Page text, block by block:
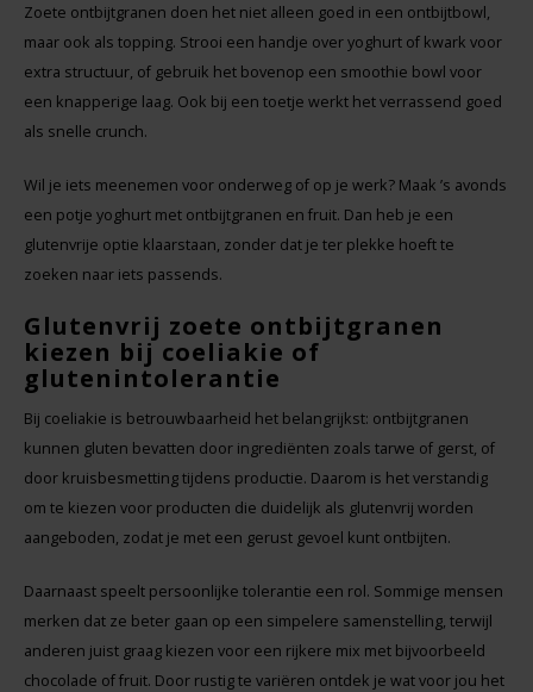
Zoete ontbijtgranen doen het niet alleen goed in een ontbijtbowl,
maar ook als topping. Strooi een handje over yoghurt of kwark voor
extra structuur, of gebruik het bovenop een smoothie bowl voor
een knapperige laag. Ook bij een toetje werkt het verrassend goed
als snelle crunch.
Wil je iets meenemen voor onderweg of op je werk? Maak ’s avonds
een potje yoghurt met ontbijtgranen en fruit. Dan heb je een
glutenvrije optie klaarstaan, zonder dat je ter plekke hoeft te
zoeken naar iets passends.
Glutenvrij zoete ontbijtgranen
kiezen bij coeliakie of
glutenintolerantie
Bij coeliakie is betrouwbaarheid het belangrijkst: ontbijtgranen
kunnen gluten bevatten door ingrediënten zoals tarwe of gerst, of
door kruisbesmetting tijdens productie. Daarom is het verstandig
om te kiezen voor producten die duidelijk als glutenvrij worden
aangeboden, zodat je met een gerust gevoel kunt ontbijten.
Daarnaast speelt persoonlijke tolerantie een rol. Sommige mensen
merken dat ze beter gaan op een simpelere samenstelling, terwijl
anderen juist graag kiezen voor een rijkere mix met bijvoorbeeld
chocolade of fruit. Door rustig te variëren ontdek je wat voor jou het